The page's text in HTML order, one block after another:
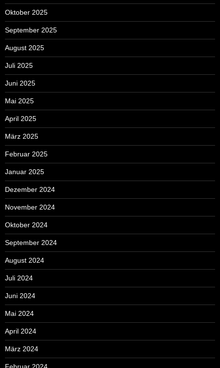
Oktober 2025
September 2025
August 2025
Juli 2025
Juni 2025
Mai 2025
April 2025
März 2025
Februar 2025
Januar 2025
Dezember 2024
November 2024
Oktober 2024
September 2024
August 2024
Juli 2024
Juni 2024
Mai 2024
April 2024
März 2024